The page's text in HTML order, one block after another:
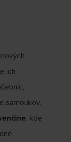
ich
samoukov.
, kde